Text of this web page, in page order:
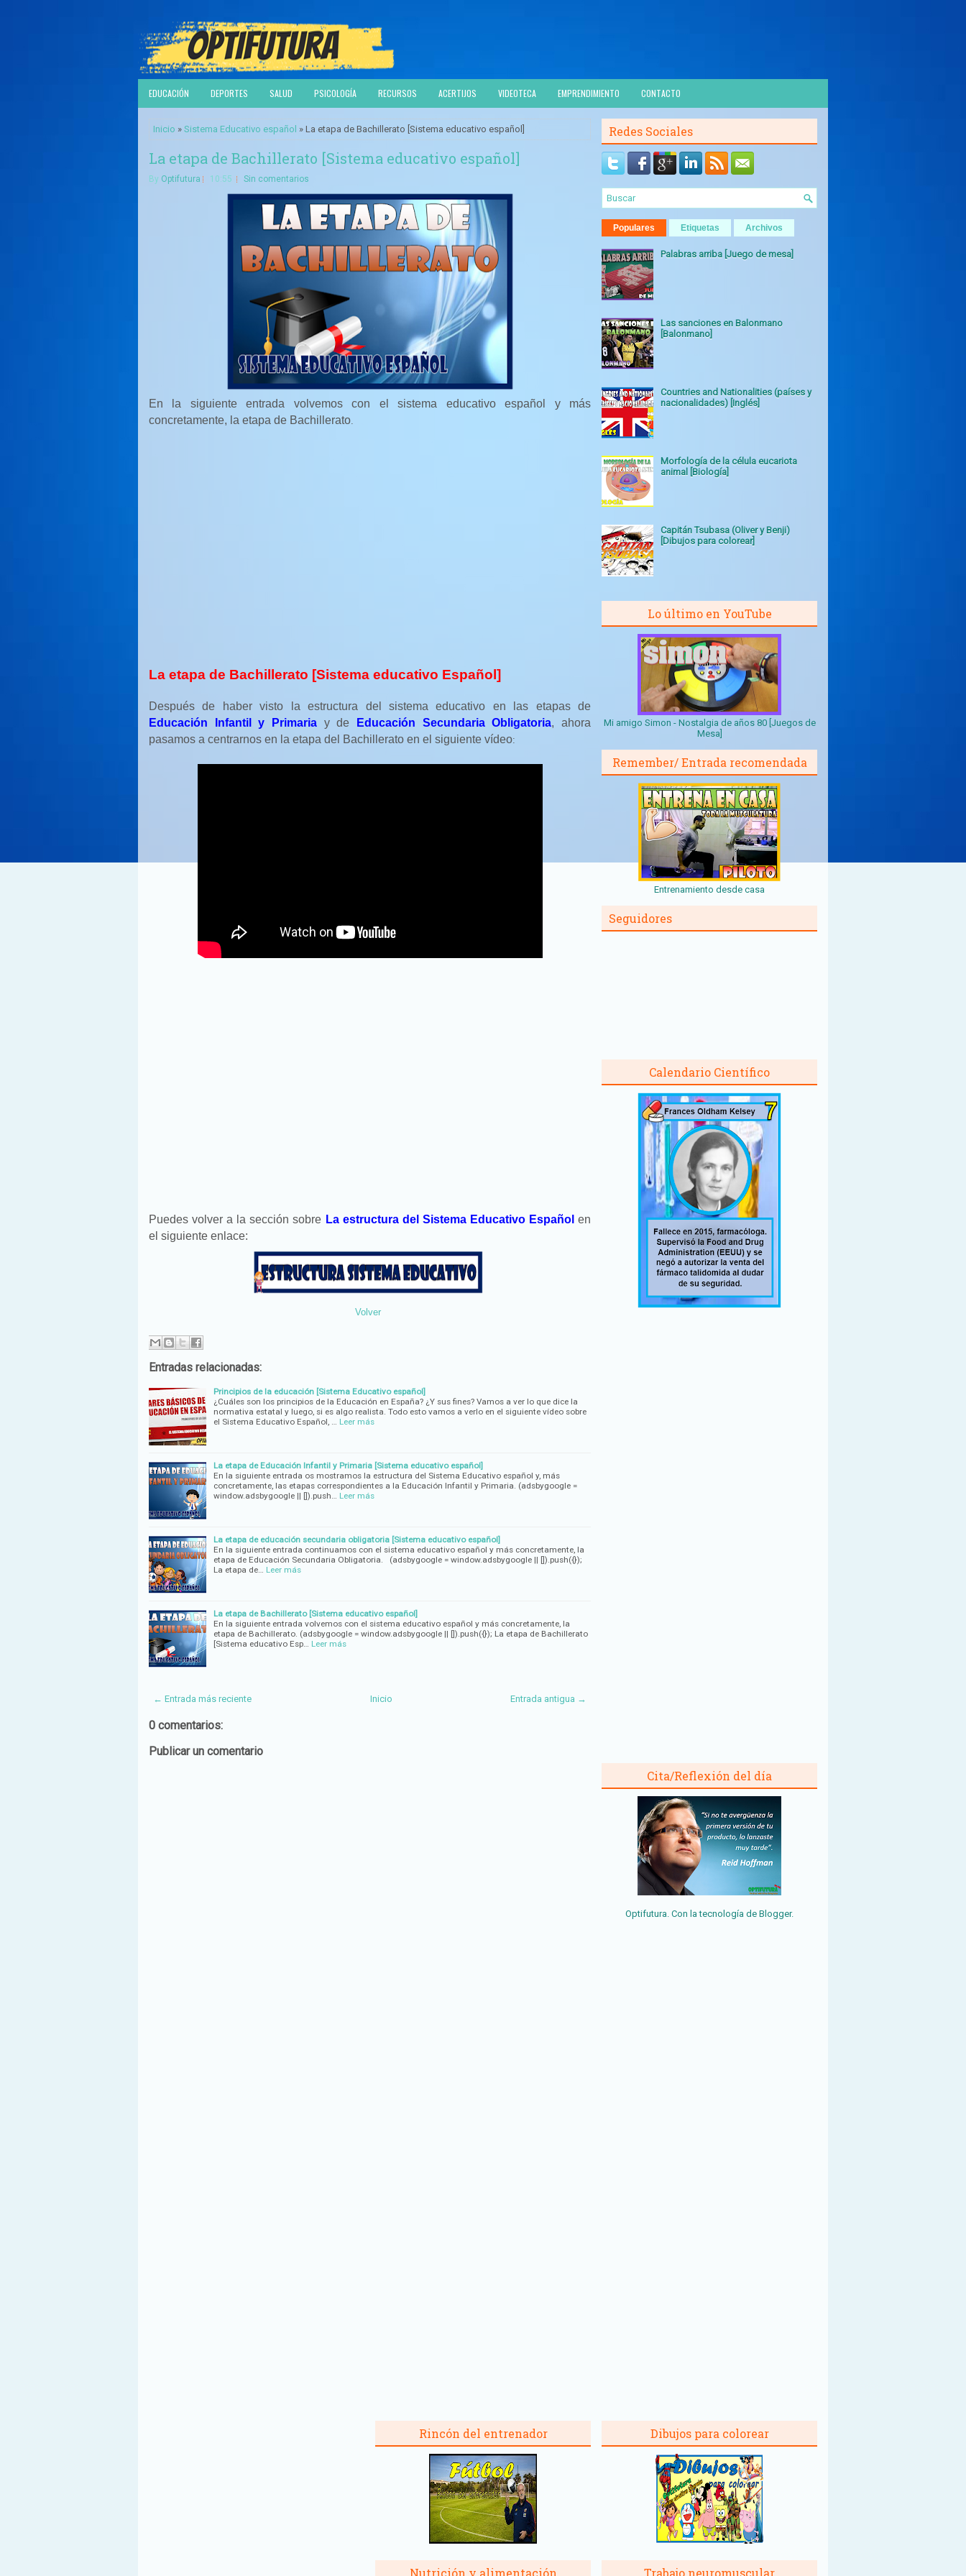
EDUCACIÓN DEPORTES SALUD PSICOLOGÍA RECURSOS ACERTIJOS VIDEOTECA EMPRENDIMIENTO CONTACTO
Inicio » Sistema Educativo español » La etapa de Bachillerato [Sistema educativo español]
La etapa de Bachillerato [Sistema educativo español]
By Optifutura 10:55 Sin comentarios
En la siguiente entrada volvemos con el sistema educativo español y más
concretamente, la etapa de Bachillerato.
La etapa de Bachillerato [Sistema educativo Español]
Después de haber visto la estructura del sistema educativo en las etapas de
Educación Infantil y Primaria y de Educación Secundaria Obligatoria, ahora
pasamos a centrarnos en la etapa del Bachillerato en el siguiente vídeo:
Puedes volver a la sección sobre La estructura del Sistema Educativo Español en
el siguiente enlace:
Volver
Entradas relacionadas:
Principios de la educación [Sistema Educativo español]
¿Cuáles son los principios de la Educación en España? ¿Y sus fines? Vamos a ver lo que dice la
normativa estatal y luego, si es algo realista. Todo esto vamos a verlo en el siguiente vídeo sobre
el Sistema Educativo Español, … Leer más
La etapa de Educación Infantil y Primaria [Sistema educativo español]
En la siguiente entrada os mostramos la estructura del Sistema Educativo español y, más
concretamente, las etapas correspondientes a la Educación Infantil y Primaria. (adsbygoogle =
window.adsbygoogle || []).push… Leer más
La etapa de educación secundaria obligatoria [Sistema educativo español]
En la siguiente entrada continuamos con el sistema educativo español y más concretamente, la
etapa de Educación Secundaria Obligatoria. (adsbygoogle = window.adsbygoogle || []).push({});
La etapa de… Leer más
La etapa de Bachillerato [Sistema educativo español]
En la siguiente entrada volvemos con el sistema educativo español y más concretamente, la
etapa de Bachillerato. (adsbygoogle = window.adsbygoogle || []).push({}); La etapa de Bachillerato
[Sistema educativo Esp… Leer más
← Entrada más reciente Entrada antigua →
Inicio
0 comentarios:
Publicar un comentario
Redes Sociales
Populares Etiquetas Archivos
Palabras arriba [Juego de mesa]
Las sanciones en Balonmano
[Balonmano]
Countries and Nationalities (países y
nacionalidades) [Inglés]
Morfología de la célula eucariota
animal [Biología]
Capitán Tsubasa (Oliver y Benji)
[Dibujos para colorear]
Lo último en YouTube
Mi amigo Simon - Nostalgia de años 80 [Juegos de
Mesa]
Remember/ Entrada recomendada
Entrenamiento desde casa
Seguidores
Calendario Científico
Cita/Reflexión del día
Optifutura. Con la tecnología de Blogger.
Rincón del entrenador
Nutrición y alimentación
Dibujos para colorear
Trabajo neuromuscular